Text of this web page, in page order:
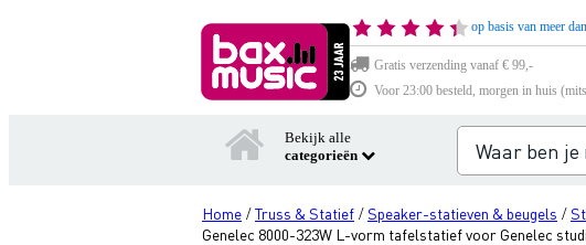
op basis van meer
Gratis verzending vanaf € 99,-
Voor 23:00 besteld, morgen in huis
Bekijk alle
categorieën
Home /Truss & Statief /Speaker-statieven & beugels /
Genelec 8000-323W L-vorm tafelstatief voor Genelec